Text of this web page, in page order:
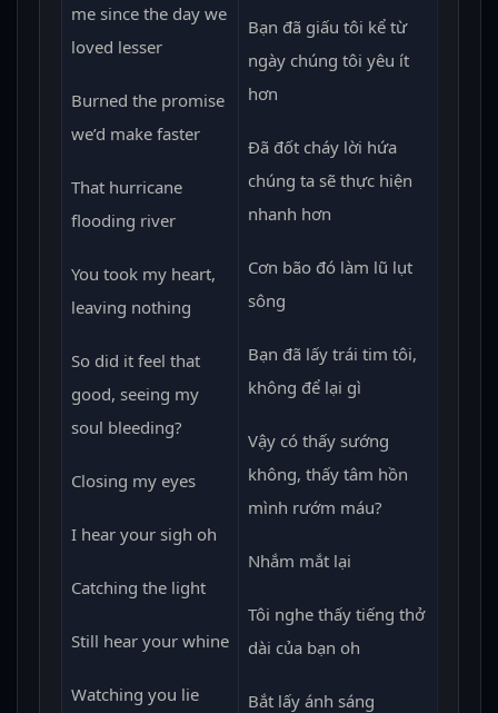
me since the day we
loved lesser
Burned the promise
we’d make faster
That hurricane
flooding river
You took my heart,
leaving nothing
So did it feel that
good, seeing my
soul bleeding?
Closing my eyes
I hear your sigh oh
Catching the light
Still hear your whine
Watching you lie
Bạn đã giấu tôi kể từ
ngày chúng tôi yêu ít
hơn
Đã đốt cháy lời hứa
chúng ta sẽ thực hiện
nhanh hơn
Cơn bão đó làm lũ lụt
sông
Bạn đã lấy trái tim tôi,
không để lại gì
Vậy có thấy sướng
không, thấy tâm hồn
mình rướm máu?
Nhắm mắt lại
Tôi nghe thấy tiếng thở
dài của bạn oh
Bắt lấy ánh sáng